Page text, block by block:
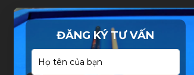
ĐĂNG KÝ TƯ VẤN